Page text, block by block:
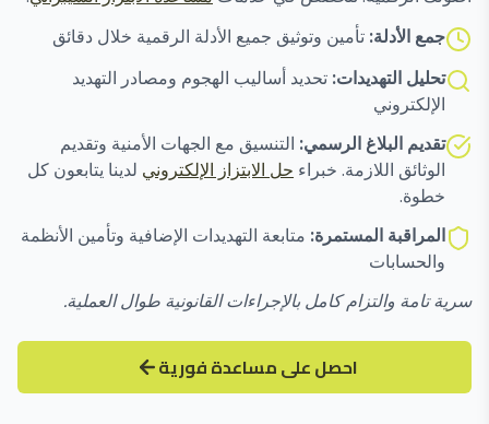
جمع الأدلة: تأمين وتوثيق جميع الأدلة الرقمية خلال دقائق
تحليل التهديدات: تحديد أساليب الهجوم ومصادر التهديد
الإلكتروني
تقديم البلاغ الرسمي: التنسيق مع الجهات الأمنية وتقديم
الوثائق اللازمة. خبراء حل الابتزاز الإلكتروني لدينا يتابعون كل
خطوة.
المراقبة المستمرة: متابعة التهديدات الإضافية وتأمين الأنظمة
والحسابات
سرية تامة والتزام كامل بالإجراءات القانونية طوال العملية.
احصل على مساعدة فورية